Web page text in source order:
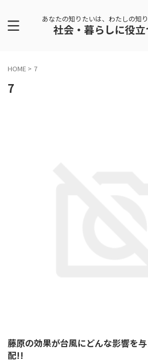
あなたの知りたいは、わたしの知り
社会・暮らしに役
HOME > 7
7
藤原の効果が台風にどんな影響を
配!!